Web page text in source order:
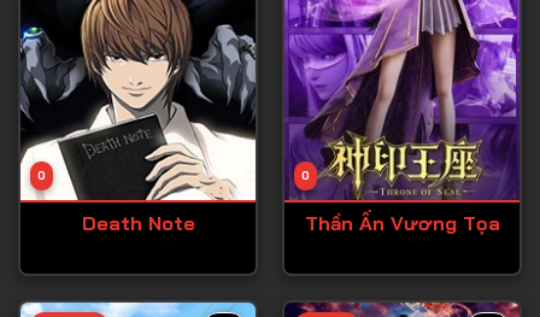
Tập 32
Tập 33
Tập 34
Tập 35
Tập 36
Tập 39
0
Death Note
0
Thần Ấn Vương Tọa